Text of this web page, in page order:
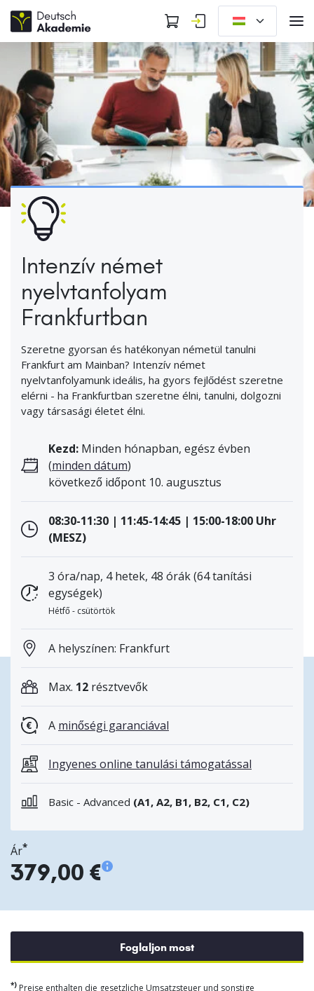
Intenzív német
nyelvtanfolyam
Frankfurtban
Szeretne gyorsan és hatékonyan németül tanulni
Frankfurt am Mainban? Intenzív német
nyelvtanfolyamunk ideális, ha gyors fejlődést szeretne
elérni - ha Frankfurtban szeretne élni, tanulni, dolgozni
vagy társasági életet élni.
Kezd: Minden hónapban, egész évben
(minden dátum)
következő időpont 10. augusztus
08:30-11:30 | 11:45-14:45 | 15:00-18:00 Uhr
(MESZ)
3 óra/nap, 4 hetek, 48 órák (64 tanítási
egységek)
Hétfő - csütörtök
A helyszínen: Frankfurt
Max. 12 résztvevők
A minőségi garanciával
Ingyenes online tanulási támogatással
Basic - Advanced (A1, A2, B1, B2, C1, C2)
Ár*
379,00 €
Foglaljon most
*) Preise enthalten die gesetzliche Umsatzsteuer und sonstige